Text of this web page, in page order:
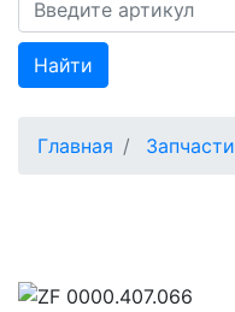
Найти
Главная Запчасти